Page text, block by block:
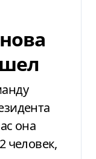
она
человек,